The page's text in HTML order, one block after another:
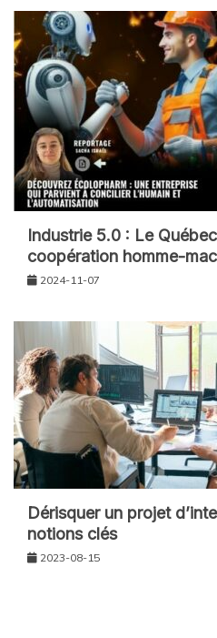
Industrie 5.0 : Le
coopération homme-
2024-11-07
Dérisquer un projet
notions clés
2023-08-15